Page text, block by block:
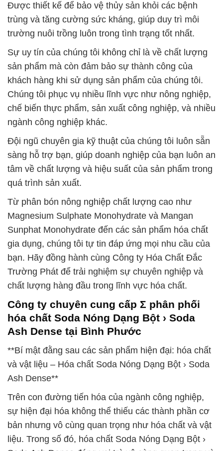
Được thiết kế để bảo vệ thủy sản khỏi các bệnh
trùng và tăng cường sức kháng, giúp duy trì môi
trường nuôi trồng luôn trong tình trạng tốt nhất.
Sự uy tín của chúng tôi không chỉ là về chất lượng
sản phẩm mà còn đảm bảo sự thành công của
khách hàng khi sử dụng sản phẩm của chúng tôi.
Chúng tôi phục vụ nhiều lĩnh vực như nông nghiệp,
chế biến thực phẩm, sản xuất công nghiệp, và nhiều
ngành công nghiệp khác.
Đội ngũ chuyên gia kỹ thuật của chúng tôi luôn sẵn
sàng hỗ trợ bạn, giúp doanh nghiệp của bạn luôn an
tâm về chất lượng và hiệu suất của sản phẩm trong
quá trình sản xuất.
Từ phân bón nông nghiệp chất lượng cao như
Magnesium Sulphate Monohydrate và Mangan
Sunphat Monohydrate đến các sản phẩm hóa chất
gia dụng, chúng tôi tự tin đáp ứng mọi nhu cầu của
bạn. Hãy đồng hành cùng Công ty Hóa Chất Đắc
Trường Phát để trải nghiệm sự chuyên nghiệp và
chất lượng hàng đầu trong lĩnh vực hóa chất.
Công ty chuyên cung cấp Σ phân phối
hóa chất Soda Nóng Dạng Bột › Soda
Ash Dense tại Bình Phước
**Bí mật đằng sau các sản phẩm hiện đại: hóa chất
và vật liệu – Hóa chất Soda Nóng Dạng Bột › Soda
Ash Dense**
Trên con đường tiến hóa của ngành công nghiệp,
sự hiện đại hóa không thể thiếu các thành phần cơ
bản nhưng vô cùng quan trọng như hóa chất và vật
liệu. Trong số đó, hóa chất Soda Nóng Dạng Bột ›